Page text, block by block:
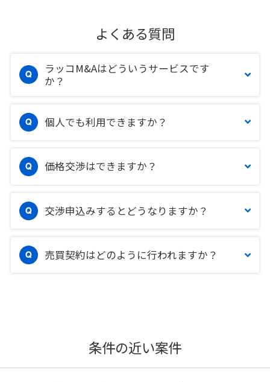
よくある質問
ラッコM&Aはどういうサービスです
か？
個人でも利用できますか？
価格交渉はできますか？
交渉申込みするとどうなりますか？
売買契約はどのように行われますか？
条件の近い案件